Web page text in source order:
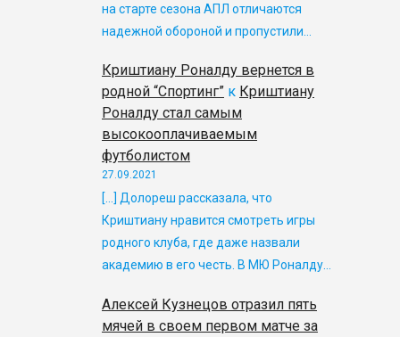
на старте сезона АПЛ отличаются
надежной обороной и пропустили…
Криштиану Роналду вернется в
родной “Спортинг” к Криштиану
Роналду стал самым
высокооплачиваемым
футболистом
27.09.2021
[…] Долореш рассказала, что
Криштиану нравится смотреть игры
родного клуба, где даже назвали
академию в его честь. В МЮ Роналду…
Алексей Кузнецов отразил пять
мячей в своем первом матче за